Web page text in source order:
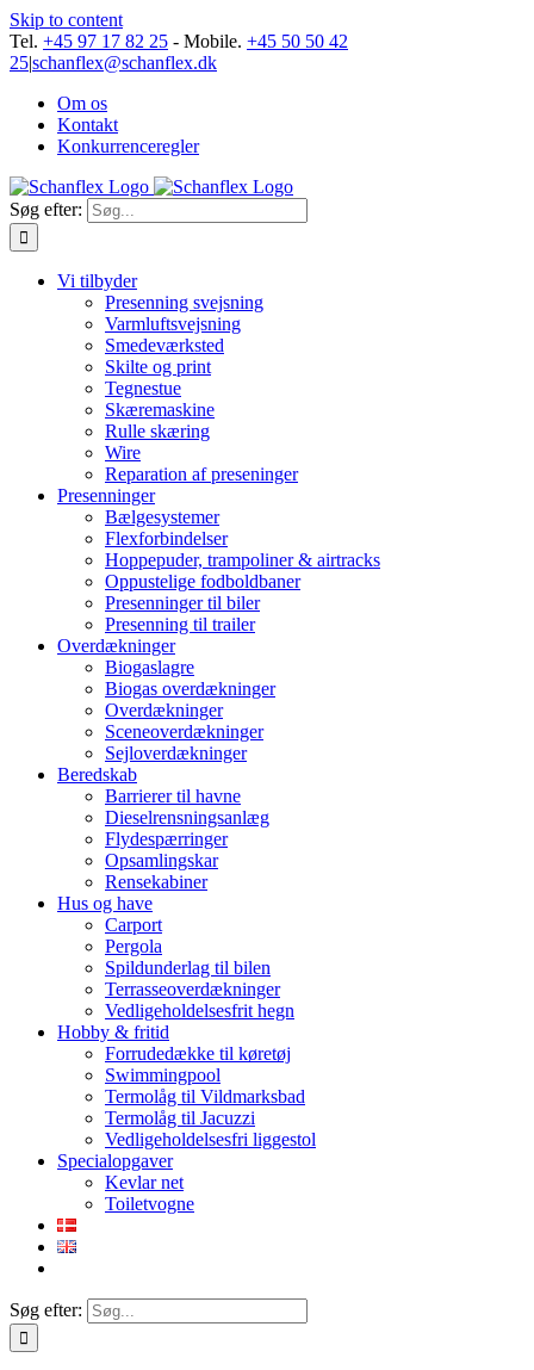
Skip to content
Tel. +45 97 17 82 25 - Mobile. +45 50 50 42
25|schanflex@schanflex.dk
Om os
Kontakt
Konkurrenceregler
Søg efter:
Vi tilbyder
Presenning svejsning
Varmluftsvejsning
Smedeværksted
Skilte og print
Tegnestue
Skæremaskine
Rulle skæring
Wire
Reparation af preseninger
Presenninger
Bælgesystemer
Flexforbindelser
Hoppepuder, trampoliner & airtracks
Oppustelige fodboldbaner
Presenninger til biler
Presenning til trailer
Overdækninger
Biogaslagre
Biogas overdækninger
Overdækninger
Sceneoverdækninger
Sejloverdækninger
Beredskab
Barrierer til havne
Dieselrensningsanlæg
Flydespærringer
Opsamlingskar
Rensekabiner
Hus og have
Carport
Pergola
Spildunderlag til bilen
Terrasseoverdækninger
Vedligeholdelsesfrit hegn
Hobby & fritid
Forrudedække til køretøj
Swimmingpool
Termolåg til Vildmarksbad
Termolåg til Jacuzzi
Vedligeholdelsesfri liggestol
Specialopgaver
Kevlar net
Toiletvogne
Søg efter: